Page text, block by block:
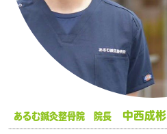
あるむ鍼灸整骨院 院長
中西成彬